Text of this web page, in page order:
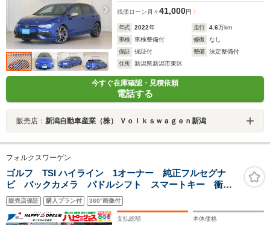
残価ローン 月々41,000円
年式 2022年 走行 4.6万km
車検
車検整備付 修復
なし
保証
保証付 整備
法定整備付
住所
新潟県新潟市東区
今すぐ在庫確認・見積依頼
電話する
販売店： 新潟自動車産業（株） Ｖｏｌｋｓｗａｇｅｎ新潟
フォルクスワーゲン
ゴルフ TSI ハイライン 1オーナー 純正フルセグナ
ビ バックカメラ パドルシフト スマートキー 衝突
軽減ブレーキ レーンキープアシスト BSM オートラ
イト ACC AppleCarPlay AndroidAuto フォグライ
ト前後 純正AW ETC
販売店保証 購入プラン付 360°画像付
支払総額 本体価格